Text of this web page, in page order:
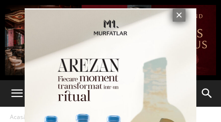
Acasă Panorama